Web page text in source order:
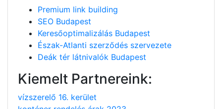
Premium link building
SEO Budapest
Keresőoptimalizálás Budapest
Észak-Atlanti szerződés szervezete
Deák tér látnivalók Budapest
Kiemelt Partnereink:
vízszerelő 16. kerület